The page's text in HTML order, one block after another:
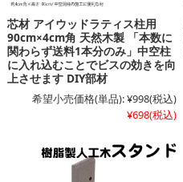
芯材 アイウッドラティス柱用
90cm×4cm角 天然木製 「本数に
関わらず送料1本分のみ」中空柱
に入れ込むことでビスの効きを向
上させます DIY部材
希望小売価格(単品):¥998(税込)
¥698(税込)